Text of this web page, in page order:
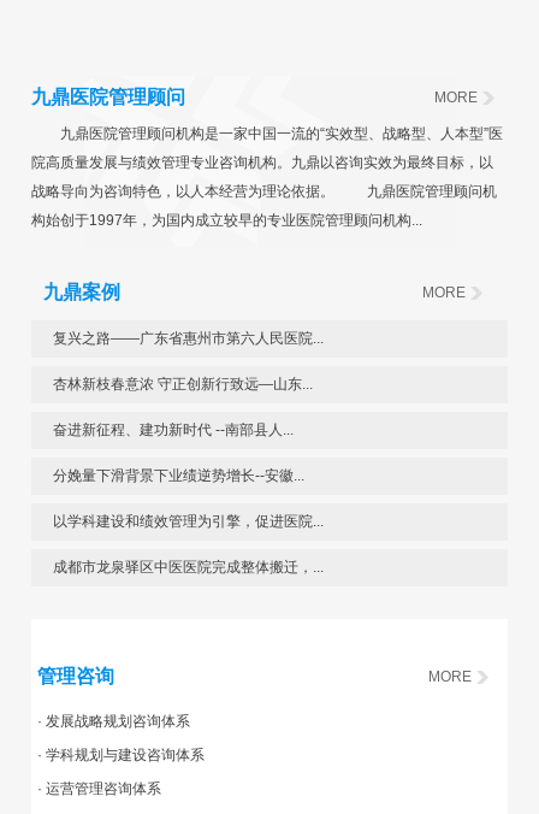
九鼎医院管理顾问 MORE
九鼎医院管理顾问机构是一家中国一流的“实效型、战略型、人本型”医
院高质量发展与绩效管理专业咨询机构。九鼎以咨询实效为最终目标，以
战略导向为咨询特色，以人本经营为理论依据。 九鼎医院管理顾问机
构始创于1997年，为国内成立较早的专业医院管理顾问机构...
九鼎案例 MORE
复兴之路——广东省惠州市第六人民医院...
杏林新枝春意浓 守正创新行致远—山东...
奋进新征程、建功新时代 --南部县人...
分娩量下滑背景下业绩逆势增长--安徽...
以学科建设和绩效管理为引擎，促进医院...
成都市龙泉驿区中医医院完成整体搬迁，...
管理咨询 MORE
· 发展战略规划咨询体系
· 学科规划与建设咨询体系
· 运营管理咨询体系